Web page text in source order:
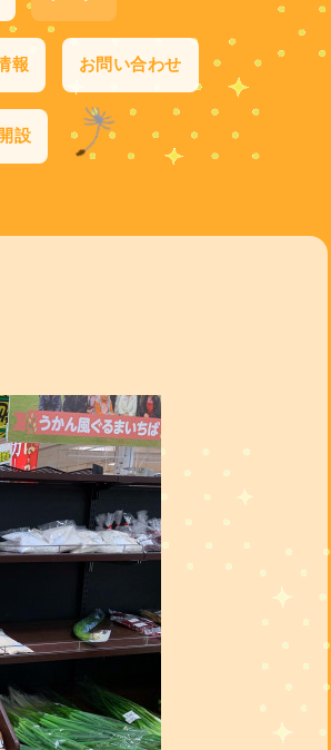
報 お問い合わせ
設